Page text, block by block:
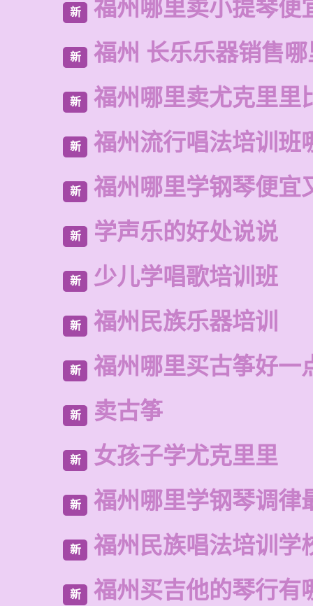
新 福州哪里卖小提琴便
新 福州 长乐乐器销售
新 福州哪里卖尤克里里
新 福州流行唱法培训班
新 福州哪里学钢琴便宜
新 学声乐的好处说说
新 少儿学唱歌培训班
新 福州民族乐器培训
新 福州哪里买古筝好一
新 卖古筝
新 女孩子学尤克里里
新 福州哪里学钢琴调律
新 福州民族唱法培训学
新 福州买吉他的琴行有